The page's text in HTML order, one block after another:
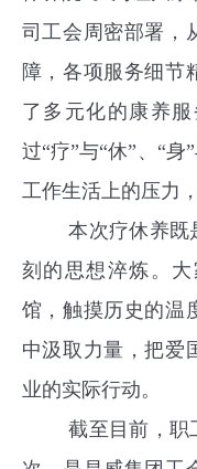
司工会周密部署，
障，各项服务细节
了多元化的康养
过“疗”与“休”、“身
工作生活上的压力
本次疗休养既
刻的思想淬炼。
馆，触摸历史的温
中汲取力量，把爱
业的实际行动。
截至目前，职